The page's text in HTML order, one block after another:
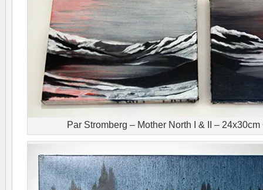
Par Stromberg – Mother North I & II –